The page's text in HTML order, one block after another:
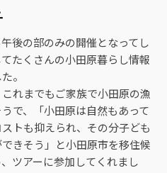
後の部のみの開催となってし
たくさんの小田原暮らし情報
。
れまでもご家族で小田原の漁
で、「小田原は自然もあって
トも抑えられ、その分子ども
きそう」と小田原市を移住候
ツアーに参加してくれまし